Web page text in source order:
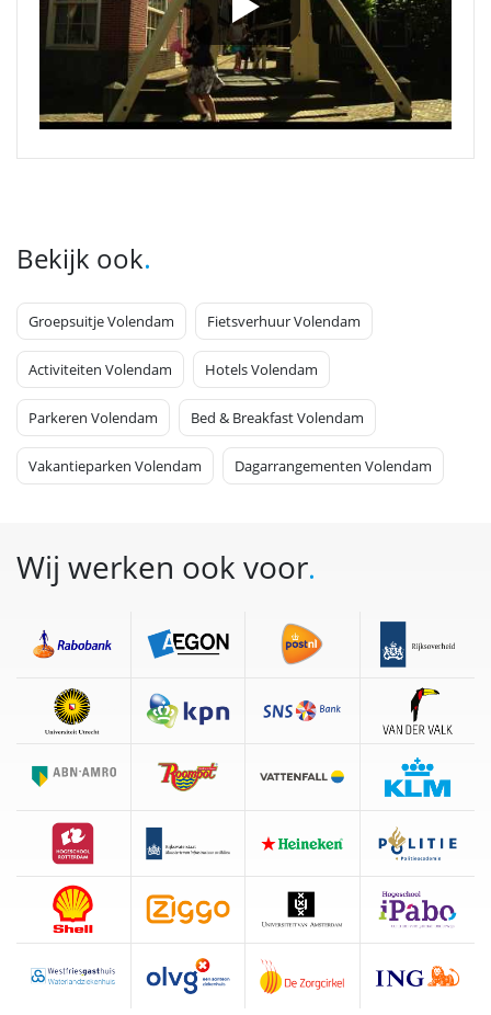
Bekijk ook.
Groepsuitje Volendam Fietsverhuur Volendam
Activiteiten Volendam Hotels Volendam
Parkeren Volendam Bed & Breakfast Volendam
Vakantieparken Volendam Dagarrangementen Volendam
Wij werken ook voor.